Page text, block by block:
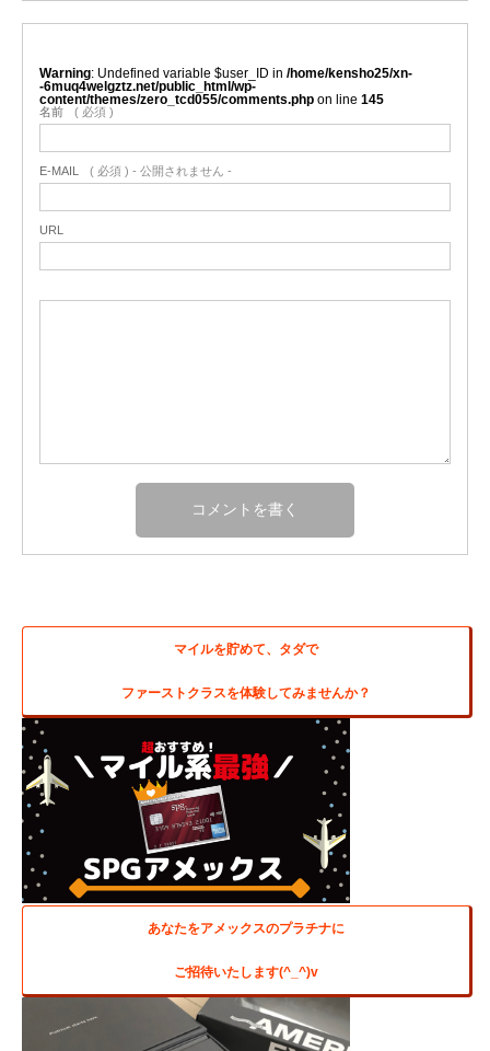
Warning : Undefined variable $user_ID in /home/kensho25/xn-
-6muq4welgztz.net/public_html/wp-
content/themes/zero_tcd055/comments.php on line 145
名前 ( 必須 )
E-MAIL ( 必須 ) - 公開されません -
URL
マイルを貯めて、タダで
ファーストクラスを体験してみませんか？
あなたをアメックスのプラチナに
ご招待いたします(^_^)v